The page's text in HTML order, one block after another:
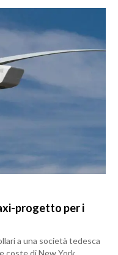
progetto per i
a una società tedesca
coste di New York,